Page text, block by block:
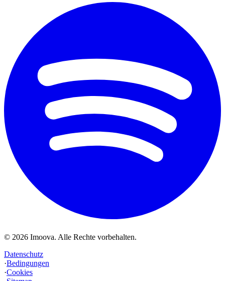
© 2026 Imoova. Alle Rechte vorbehalten.
Datenschutz
·Bedingungen
·Cookies